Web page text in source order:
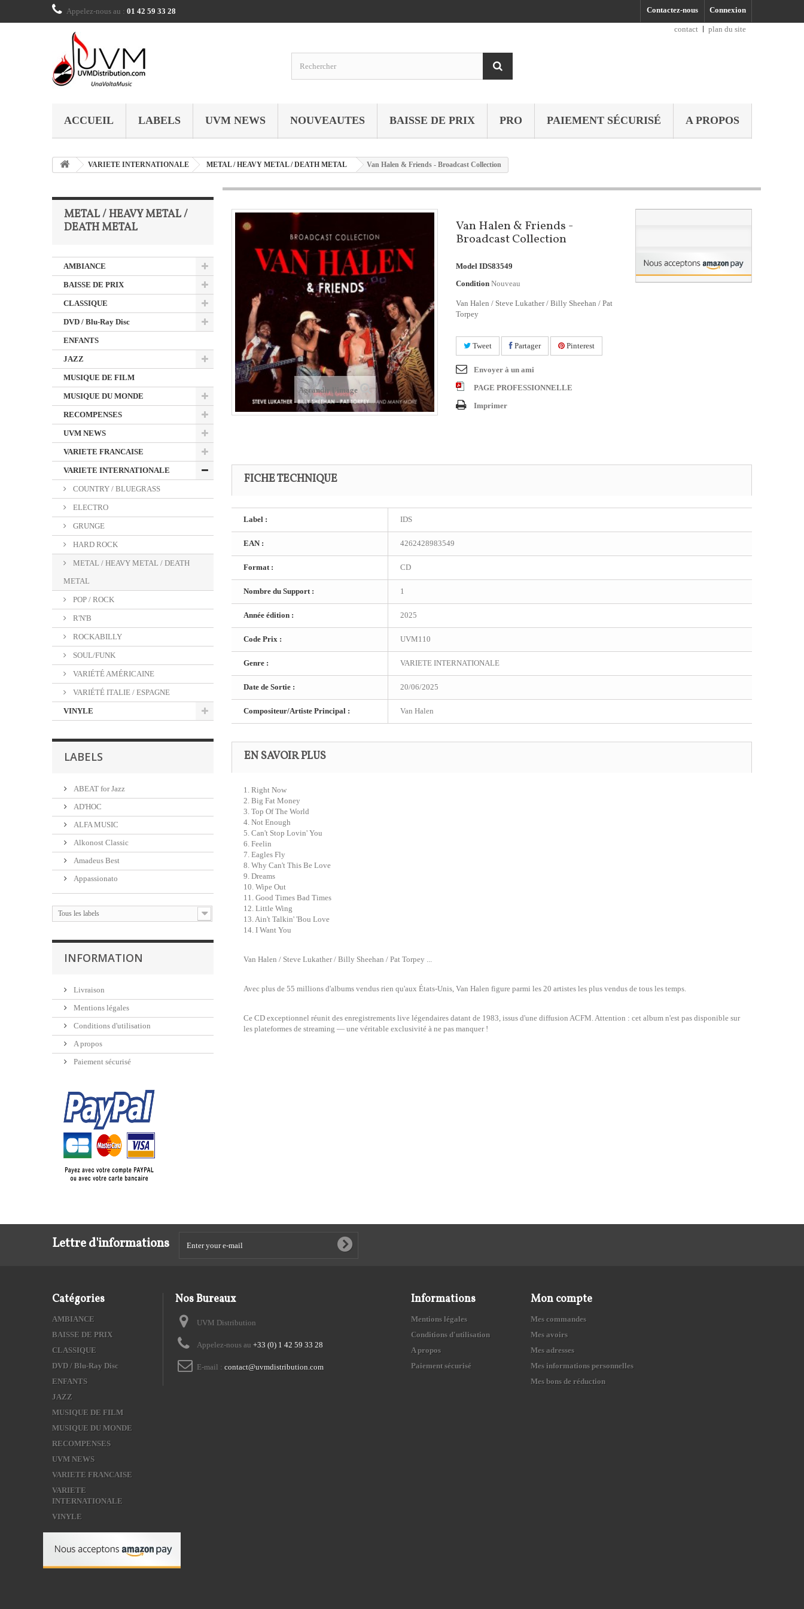
Connexion
Contactez-nous
Appelez-nous au : 01 42 59 33 28
contact
plan du site
ACCUEIL LABELS UVM NEWS NOUVEAUTES BAISSE DE PRIX PRO PAIEMENT SÉCURISÉ A PROPOS
VARIETE INTERNATIONALE METAL / HEAVY METAL / DEATH METAL Van Halen & Friends - Broadcast Collection
METAL / HEAVY METAL /
DEATH METAL
AMBIANCE
BAISSE DE PRIX
CLASSIQUE
DVD / Blu-Ray Disc
ENFANTS
JAZZ
MUSIQUE DE FILM
MUSIQUE DU MONDE
RECOMPENSES
UVM NEWS
VARIETE FRANCAISE
VARIETE INTERNATIONALE
COUNTRY / BLUEGRASS
ELECTRO
GRUNGE
HARD ROCK
METAL / HEAVY METAL / DEATH
METAL
POP / ROCK
R'N'B
ROCKABILLY
SOUL/FUNK
VARIÉTÉ AMÉRICAINE
VARIÉTÉ ITALIE / ESPAGNE
VINYLE
LABELS
ABEAT for Jazz
AD'HOC
ALFA MUSIC
Alkonost Classic
Amadeus Best
Appassionato
Tous les labels
INFORMATION
Livraison
Mentions légales
Conditions d'utilisation
A propos
Paiement sécurisé
Agrandir l'image
Van Halen & Friends -
Broadcast Collection
Model IDS83549
Condition Nouveau
Van Halen / Steve Lukather / Billy Sheehan / Pat
Torpey
Tweet Partager Pinterest
Envoyer à un ami
PAGE PROFESSIONNELLE
Imprimer
FICHE TECHNIQUE
Label : IDS
EAN : 4262428983549
Format : CD
Nombre du Support : 1
Année édition : 2025
Code Prix : UVM110
Genre : VARIETE INTERNATIONALE
Date de Sortie : 20/06/2025
Compositeur/Artiste Principal : Van Halen
EN SAVOIR PLUS
1. Right Now
2. Big Fat Money
3. Top Of The World
4. Not Enough
5. Can't Stop Lovin' You
6. Feelin
7. Eagles Fly
8. Why Can't This Be Love
9. Dreams
10. Wipe Out
11. Good Times Bad Times
12. Little Wing
13. Ain't Talkin' 'Bou Love
14. I Want You
Van Halen / Steve Lukather / Billy Sheehan / Pat Torpey ...
Avec plus de 55 millions d'albums vendus rien qu'aux États-Unis, Van Halen figure parmi les 20 artistes les plus vendus de tous les temps.
Ce CD exceptionnel réunit des enregistrements live légendaires datant de 1983, issus d'une diffusion ACFM. Attention : cet album n'est pas disponible sur
les plateformes de streaming — une véritable exclusivité à ne pas manquer !
Lettre d'informations
Catégories
AMBIANCE
BAISSE DE PRIX
CLASSIQUE
DVD / Blu-Ray Disc
ENFANTS
JAZZ
MUSIQUE DE FILM
MUSIQUE DU MONDE
RECOMPENSES
UVM NEWS
VARIETE FRANCAISE
VARIETE
INTERNATIONALE
VINYLE
Nos Bureaux
UVM Distribution
Appelez-nous au +33 (0) 1 42 59 33 28
E-mail : contact@uvmdistribution.com
Informations
Mentions légales
Conditions d'utilisation
A propos
Paiement sécurisé
Mon compte
Mes commandes
Mes avoirs
Mes adresses
Mes informations personnelles
Mes bons de réduction